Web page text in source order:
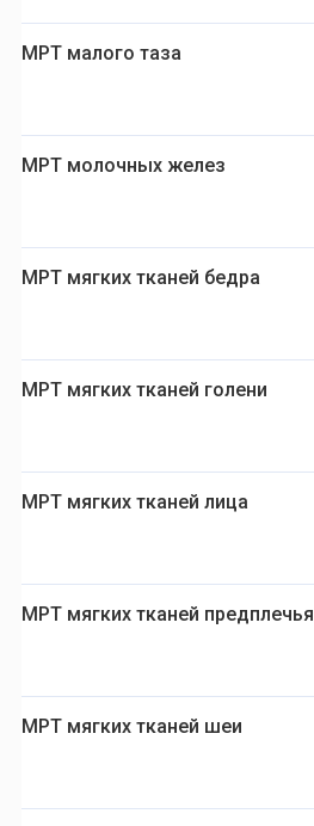
МРТ малого таза
МРТ молочных желез
МРТ мягких тканей бедра
МРТ мягких тканей голени
МРТ мягких тканей лица
МРТ мягких тканей предплечья
МРТ мягких тканей шеи